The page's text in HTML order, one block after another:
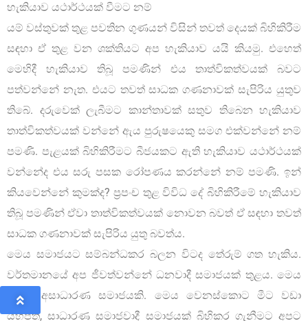
හැකියාව යථාර්ථයක් වීමට නම්
යම් වස්තුවක් තුළ පවතින ගුණයන් විසින් තවත් දෙයක් බිහිකිරීම
සඳහා ඒ තුළ වන ශක්තියට අප හැකියාව යයි කියමු. එහෙත්
මෙහිදී හැකියාව තිබූ පමණින් එය තාත්විකත්වයක් බවට
පත්වන්නේ නැත. එයට තවත් සාධක ගණනාවක් සැපිරිය යුතුව
තිබේ. දරුවෙක් ලැබීමට කාන්තාවක් සතුව තිබෙන හැකියාව
තාත්විකත්වයක් වන්නේ ඇය පුරුෂයෙකු සමග එක්වන්නේ නම්
පමණි. පැළයක් බිහිකිරීමට බීජයකට ඇති හැකියාව යථාර්ථයක්
වන්නේද එය සරු පසක රෝපණය කරන්නේ නම් පමණි. ඉන්
කියවෙන්නේ කුමක්ද? ප්‍රපංච තුළ විවිධ දේ බිහිකිරීමේ හැකියාව
තිබූ පමණින් ඒවා තාත්විකත්වයක් නොවන බවත් ඒ සඳහා තවත්
සාධක ගණනාවක් සැපිරිය යුතු බවත්ය.
මෙය සමාජයට සම්බන්ධකර බලන විටද තේරුම් ගත හැකිය.
වර්තමානයේ අප ජීවත්වන්නේ ධනවාදී සමාජයක් තුළය. මෙය
ඉතාම අසාධාරණ සමාජයකි. මෙය වෙනස්කොට මීට වඩා
යහපත්, සාධාරණ සමාජවාදී සමාජයක් බිහිකර ගැනීමට අපට